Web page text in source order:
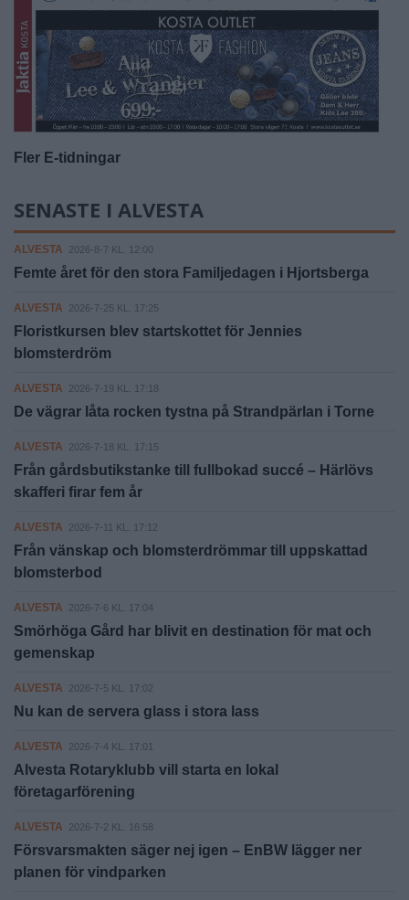
Fler E-tidningar
SENASTE I ALVESTA
ALVESTA 2026-8-7 KL. 12:00
Femte året för den stora Familjedagen i Hjortsberga
ALVESTA 2026-7-25 KL. 17:25
Floristkursen blev startskottet för Jennies
blomsterdröm
ALVESTA 2026-7-19 KL. 17:18
De vägrar låta rocken tystna på Strandpärlan i Torne
ALVESTA 2026-7-18 KL. 17:15
Från gårdsbutikstanke till fullbokad succé – Härlövs
skafferi firar fem år
ALVESTA 2026-7-11 KL. 17:12
Från vänskap och blomsterdrömmar till uppskattad
blomsterbod
ALVESTA 2026-7-6 KL. 17:04
Smörhöga Gård har blivit en destination för mat och
gemenskap
ALVESTA 2026-7-5 KL. 17:02
Nu kan de servera glass i stora lass
ALVESTA 2026-7-4 KL. 17:01
Alvesta Rotaryklubb vill starta en lokal
företagarförening
ALVESTA 2026-7-2 KL. 16:58
Försvarsmakten säger nej igen – EnBW lägger ner
planen för vindparken